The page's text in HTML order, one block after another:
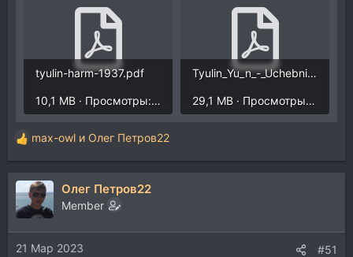
tyulin-harm-1937.pdf
10,1 MB · Просмотры: 233
Tyulin_Yu_n_-_Uchebnik_Garmonii.pdf
29,1 MB · Просмотры: 264
Р
е
а
ц
и
и
:
max-owl и Олег Петров22
Олег Петров22
Member
21 Мар 2023 #51